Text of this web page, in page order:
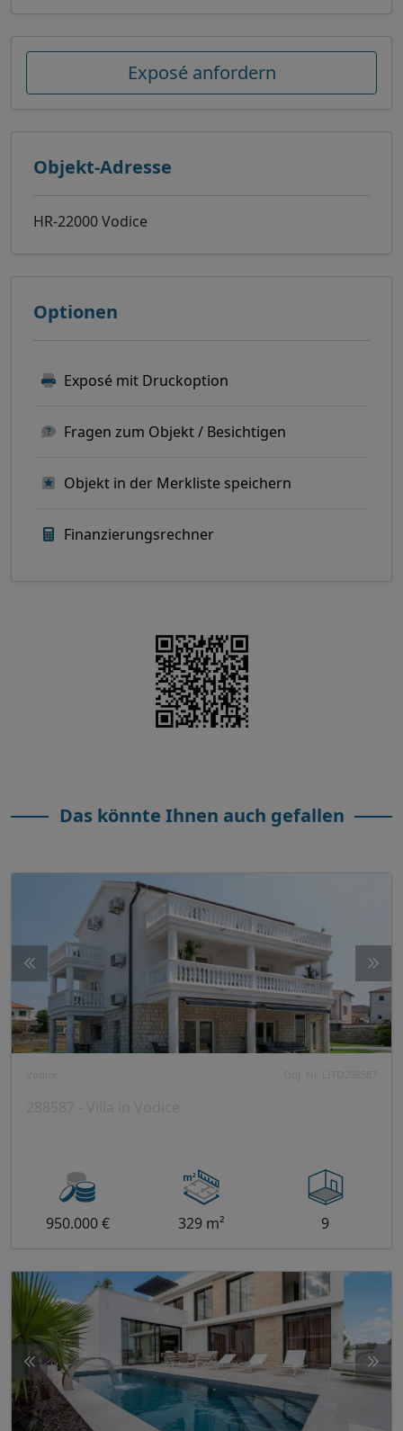
Exposé anfordern
Objekt-Adresse
HR-22000 Vodice
Optionen
Exposé mit Druckoption
Fragen zum Objekt / Besichtigen
Objekt in der Merkliste speichern
Finanzierungsrechner
Das könnte Ihnen auch gefallen
950.000 € 329 m² 9